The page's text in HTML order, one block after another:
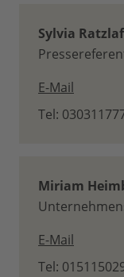
Sylvia
E-Mail
Tel:
Miriam
E-Mail
Tel: